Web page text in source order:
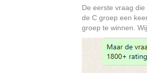
De eerste vraag
de C groep een
groep te winnen.